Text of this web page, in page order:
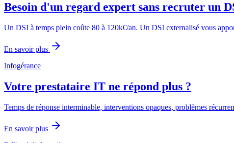
Besoin d'un regard expert sans recruter un
Un DSI à temps plein coûte 80 à 120k€/an. Un DSI externalisé vous
En savoir plus
Infogérance
Votre prestataire IT ne répond plus ?
Temps de réponse interminable, interventions opaques, problèmes
En savoir plus